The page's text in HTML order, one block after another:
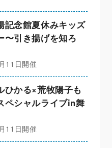
記念館夏休みキッズ
〜引き揚げを知ろ
11日開催
ひかる×荒牧陽子も
ペシャルライブin舞
11日開催